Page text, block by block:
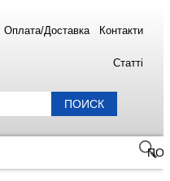
Оплата/Доставка Контакти
Статті
ПОИСК